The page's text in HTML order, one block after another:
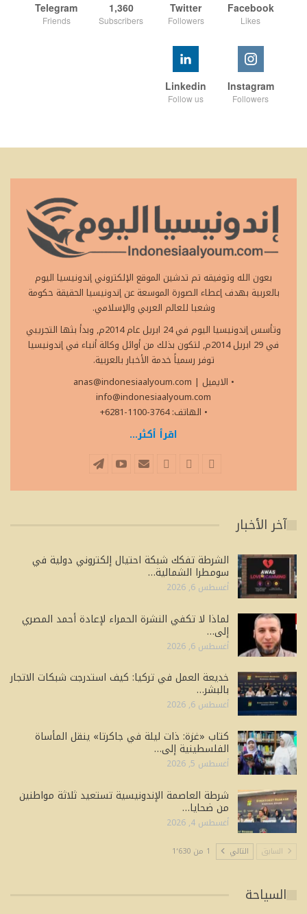
Facebook
Likes
Twitter
Followers
1,360
Subscribers
Telegram
Friends
Instagram
Followers
Linkedin
Follow us
بعون الله وتوفيقه تم تدشين الموقع الإلكتروني إندونيسيا اليوم
بالعربية بهدف إعطاء الصورة الموسعة عن إندونيسيا الحقيقة حكومة
وشعبا للعالم العربي والإسلامي.
وتأسس إندونيسيا اليوم في 24 ابريل عام 2014م, وبدأ بثها التجريبي
في 29 ابريل 2014م, لتكون بذلك من أوائل وكالة أنباء في إندونيسيا
توفر رسمياً خدمة الأخبار بالعربية.
• الايميل
anas@indonesiaalyoum.com |
info@indonesiaalyoum.com
• الهاتف: 3764-1100-6281+
اقرأ أكثر...
آخر الأخبار
الشرطة تفكك شبكة احتيال إلكتروني دولية في
سومطرا الشمالية…
أغسطس 6, 2026
لماذا لا تكفي النشرة الحمراء لإعادة أحمد المصري
إلى…
أغسطس 6, 2026
خديعة العمل في تركيا: كيف استدرجت شبكات الاتجار
بالبشر…
أغسطس 6, 2026
كتاب «غزة: ذات ليلة في جاكرتا» ينقل المأساة
الفلسطينية إلى…
أغسطس 5, 2026
شرطة العاصمة الإندونيسية تستعيد ثلاثة مواطنين
من ضحايا…
أغسطس 4, 2026
السابق التالي 1 من 1٬630
السياحة